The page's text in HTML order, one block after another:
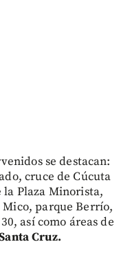
se destacan:
cruce de Cúcuta
la Plaza Minorista,
Mico, parque Berrío,
así como áreas de
Cruz.